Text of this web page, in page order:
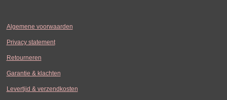
Algemene voorwaarden
Privacy statement
Retourneren
Garantie & klachten
Levertijd & verzendkosten